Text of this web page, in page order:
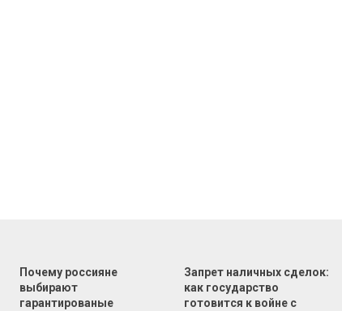
Почему россияне
выбирают
гарантированые
Запрет наличных сделок:
как государство
готовится к войне с